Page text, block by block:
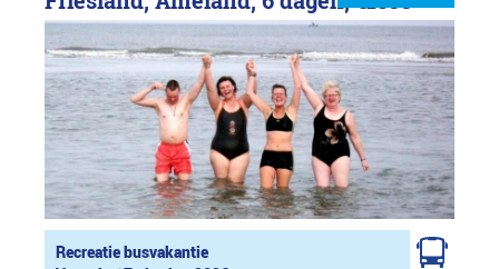
Recreatie busvakantie